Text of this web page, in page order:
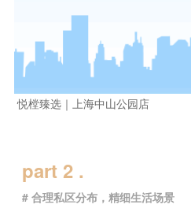
悦樘臻选｜上海中山公园店
part 2 .
# 合理私区分布，精细生活场景